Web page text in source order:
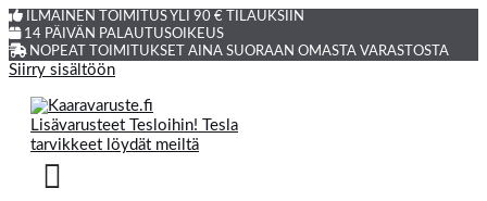
ILMAINEN TOIMITUS YLI 90 € TILAUKSIIN
14 PÄIVÄN PALAUTUSOIKEUS
NOPEAT TOIMITUKSET AINA SUORAAN OMASTA VARASTOSTA
Siirry sisältöön